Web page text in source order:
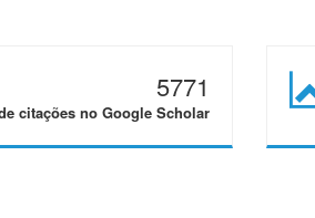
5771
citações no Google Scholar